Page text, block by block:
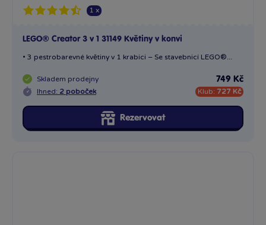
1 x
LEGO® Creator 3 v 1 31149 Květiny v konvi
• 3 pestrobarevné květiny v 1 krabici – Se stavebnicí LEGO®...
Skladem prodejny
Ihned: 2 poboček
749 Kč
Klub: 727 Kč
Rezervovat